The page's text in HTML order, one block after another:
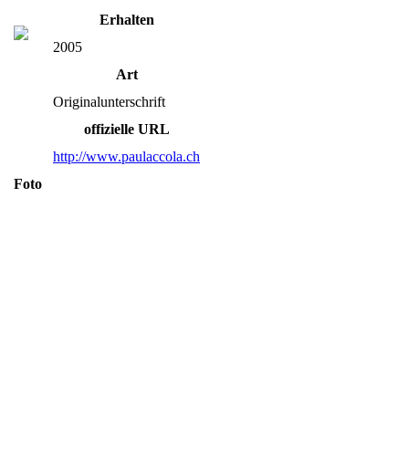
Erhalten
2005
Art
Originalunterschrift
offizielle URL
http://www.paulaccola.ch
Foto